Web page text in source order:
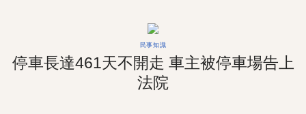
民事知識
停車長達461天不開走 車主被停車場告上
法院